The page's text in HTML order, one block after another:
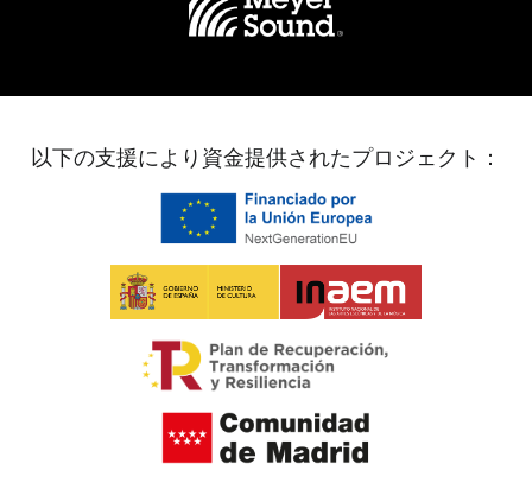
以下の支援により資金提供されたプロジェクト：